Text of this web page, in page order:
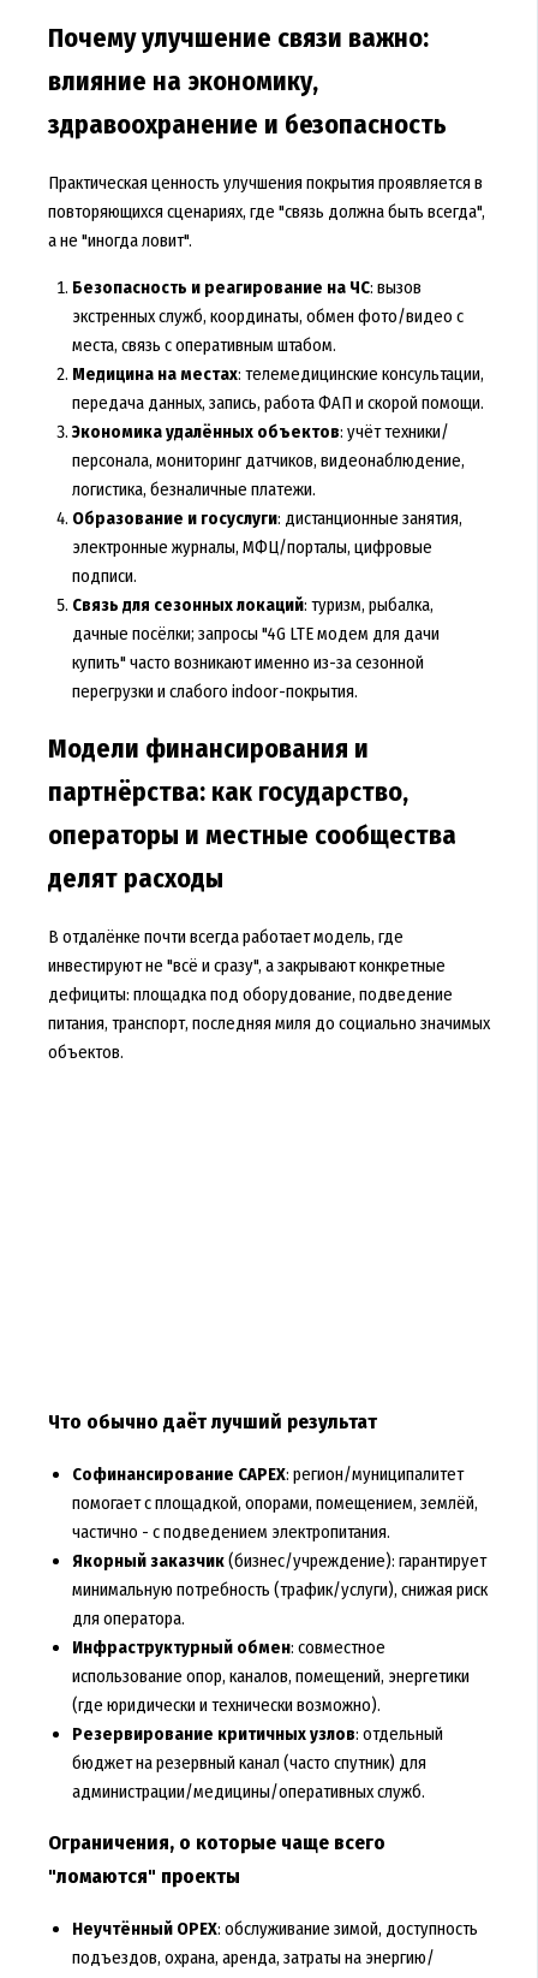
Почему улучшение связи важно:
влияние на экономику,
здравоохранение и безопасность
Практическая ценность улучшения покрытия проявляется в
повторяющихся сценариях, где "связь должна быть всегда",
а не "иногда ловит".
Безопасность и реагирование на ЧС: вызов
экстренных служб, координаты, обмен фото/видео с
места, связь с оперативным штабом.
Медицина на местах: телемедицинские консультации,
передача данных, запись, работа ФАП и скорой помощи.
Экономика удалённых объектов: учёт техники/
персонала, мониторинг датчиков, видеонаблюдение,
логистика, безналичные платежи.
Образование и госуслуги: дистанционные занятия,
электронные журналы, МФЦ/порталы, цифровые
подписи.
Связь для сезонных локаций: туризм, рыбалка,
дачные посёлки; запросы "4G LTE модем для дачи
купить" часто возникают именно из-за сезонной
перегрузки и слабого indoor-покрытия.
Модели финансирования и
партнёрства: как государство,
операторы и местные сообщества
делят расходы
В отдалёнке почти всегда работает модель, где
инвестируют не "всё и сразу", а закрывают конкретные
дефициты: площадка под оборудование, подведение
питания, транспорт, последняя миля до социально значимых
объектов.
Что обычно даёт лучший результат
Софинансирование CAPEX: регион/муниципалитет
помогает с площадкой, опорами, помещением, землёй,
частично - с подведением электропитания.
Якорный заказчик(бизнес/учреждение): гарантирует
минимальную потребность (трафик/услуги), снижая риск
для оператора.
Инфраструктурный обмен: совместное
использование опор, каналов, помещений, энергетики
(где юридически и технически возможно).
Резервирование критичных узлов: отдельный
бюджет на резервный канал (часто спутник) для
администрации/медицины/оперативных служб.
Ограничения, о которые чаще всего
"ломаются" проекты
Неучтённый OPEX: обслуживание зимой, доступность
подъездов, охрана, аренда, затраты на энергию/